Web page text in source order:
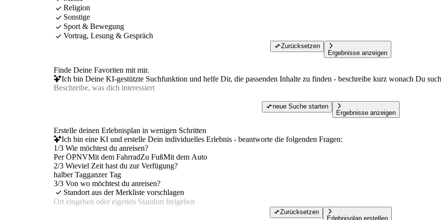
Religion
Sonstige
Sport & Bewegung
Vortrag, Lesung & Gespräch
Zurücksetzen
Ergebnisse anzeigen
Finde Deine Favoriten mit mir.
Ich bin Deine KI-gestützte Suchfunktion und helfe Dir, die passenden Inhalte zu finden - beschreibe kurz wonach Du
neue Suche starten
Ergebnisse anzeigen
Erstelle deinen Erlebnisplan in wenigen Schritten
Ich bin eine KI und erstelle Dein individuelles Erlebnis - beantworte die folgenden Fragen:
1/3 Wie möchtest du anreisen?
Per ÖPNVMit dem FahrradZu FußMit dem Auto
2/3 Wieviel Zeit hast du zur Verfügung?
halber Tagganzer Tag
3/3 Von wo möchtest du anreisen?
Standort aus der Merkliste vorschlagen
Zurücksetzen
Erlebnisplan erstellen